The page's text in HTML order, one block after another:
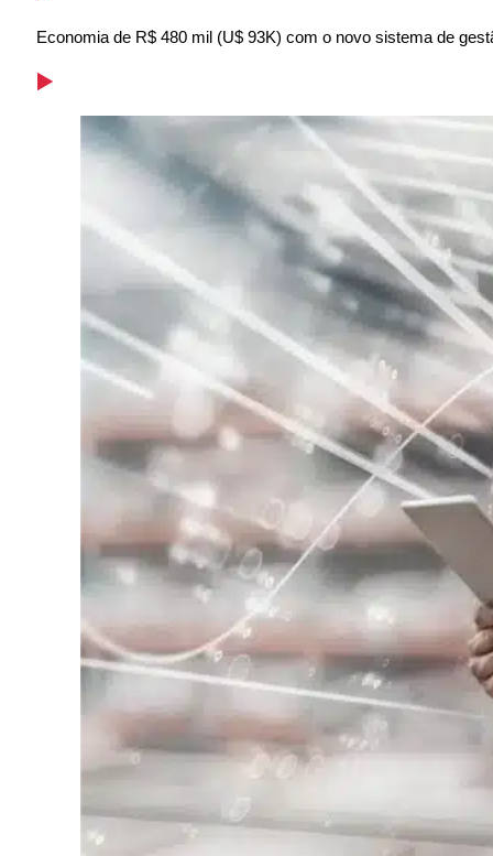
Economia de R$ 480 mil (U$ 93K) com o novo sistema de